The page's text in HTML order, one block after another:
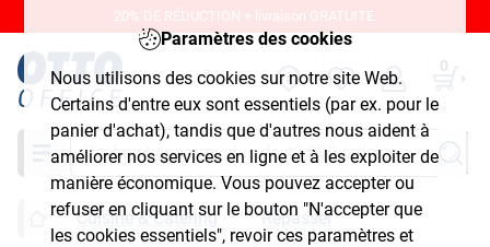
Paramètres des cookies
Nous utilisons des cookies sur notre site Web.
Certains d'entre eux sont essentiels (par ex. pour le
panier d'achat), tandis que d'autres nous aident à
améliorer nos services en ligne et à les exploiter de
manière économique. Vous pouvez accepter ou
refuser en cliquant sur le bouton "N'accepter que
les cookies essentiels", revoir ces paramètres et
20% DE RÉDUCTION + livraison GRATUITE.
0
Chercher
Cuisine & Catering Repasser